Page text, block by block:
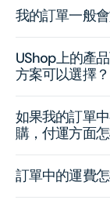
我的訂單一般
UShop上的產
方案可以選擇？
如果我的訂單
購，付運方面
訂單中的運費